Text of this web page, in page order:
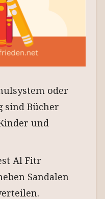
oder
sind Bücher
und
Al Fitr
Sandalen